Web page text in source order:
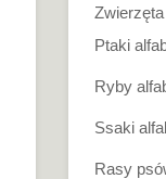
Ptaki
Ryby
Ssaki
Rasy